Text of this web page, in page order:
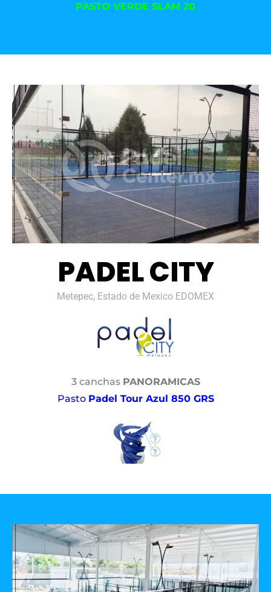
PASTO VERDE SLAM 20
PADEL CITY
Metepec, Estado de Mexico EDOMEX
3 canchas PANORAMICAS
Pasto Padel Tour Azul 850 GRS